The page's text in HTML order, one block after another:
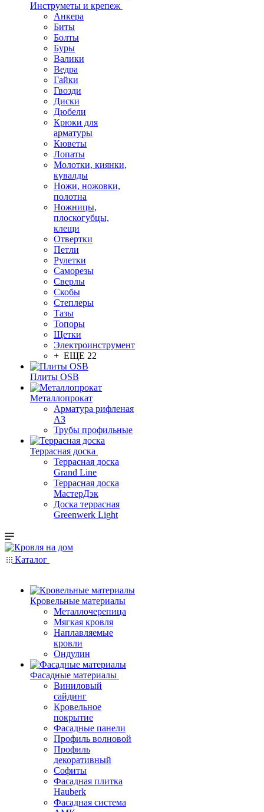
Инструметы и крепеж
Анкера
Биты
Болты
Буры
Валики
Ведра
Гайки
Гвозди
Диски
Дюбели
Крюки для
арматуры
Кюветы
Лопаты
Молотки, киянки,
кувалды
Ножи, ножовки,
полотна
Ножницы,
плоскогубцы,
клещи
Отвертки
Петли
Рулетки
Саморезы
Сверлы
Скобы
Степлеры
Тазы
Топоры
Щетки
Электроинструмент
+ ЕЩЕ 22
Плиты OSB
Металлопрокат
Арматура рифленая
АЗ
Трубы профильные
Террасная доска
Террасная доска
Grand Line
Террасная доска
МастерДэк
Доска террасная
Greenwerk Light
Каталог
Кровельные материалы
Металлочерепица
Мягкая кровля
Наплавляемые
кровли
Ондулин
Фасадные материалы
Виниловый
сайдинг
Кровельное
покрытие
Фасадные панели
Профиль волновой
Профиль
декоративный
Софиты
Фасадная плитка
Hauberk
Фасадная система